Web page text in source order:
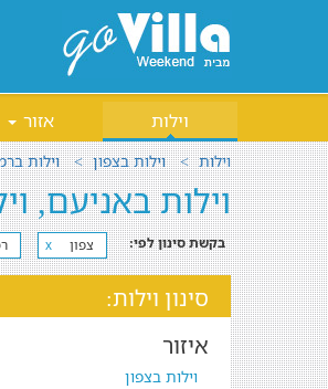
וילות אזור
וילות וילות בצפון וילות
וילות באניעם,
בקשת סינון לפי: x צפון
סינון וילות:
איזור
וילות בצפון